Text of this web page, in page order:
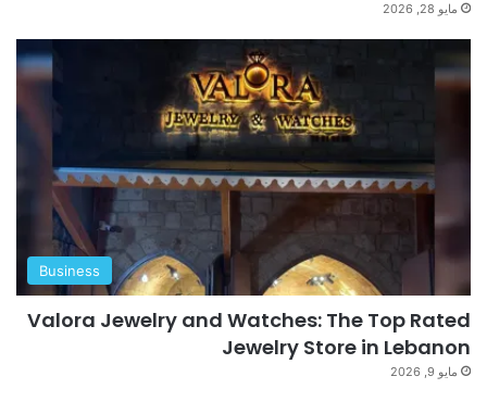
مايو 28, 2026
Business
Valora Jewelry and Watches: The Top Rated
Jewelry Store in Lebanon
مايو 9, 2026